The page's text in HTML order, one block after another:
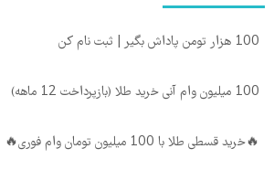
100 هزار تومن پاداش بگیر | ثبت نام کن
100 میلیون وام آنی خرید طلا (بازپرداخت 12 ماهه)
🔥خرید قسطی طلا با 100 میلیون تومان وام فوری🔥